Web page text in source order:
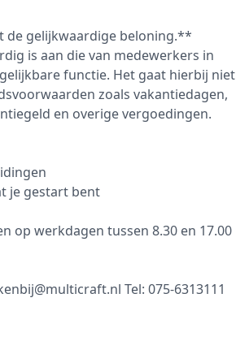
de gelijkwaardige beloning.**
is aan die van medewerkers in
functie. Het gaat hierbij niet
zoals vakantiedagen,
en overige vergoedingen.
je gestart bent
op werkdagen tussen 8.30 en 17.00
Tel: 075-6313111